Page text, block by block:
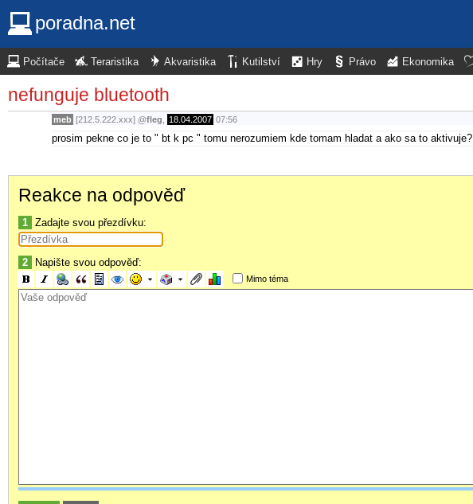
poradna.net
Počítače Teraristika Akvaristika Kutilství Hry Právo Ekonomika
nefunguje bluetooth
meb [212.5.222.xxx] @fleg 18.04.2007 07:56
prosim pekne co je to " bt k pc " tomu nerozumiem kde tomam hladat a ako sa to aktivuje?
Reakce na odpověď
1 Zadajte svou přezdívku:
2 Napište svou odpověď:
Mimo téma